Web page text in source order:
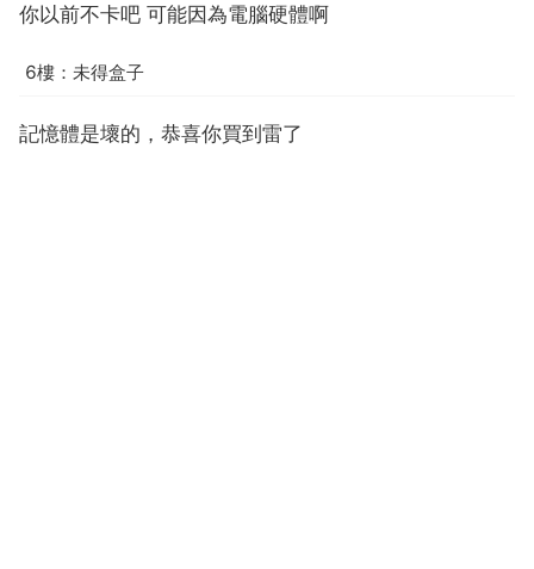
你以前不卡吧 可能因為電腦硬體啊
6樓：未得盒子
記憶體是壞的，恭喜你買到雷了